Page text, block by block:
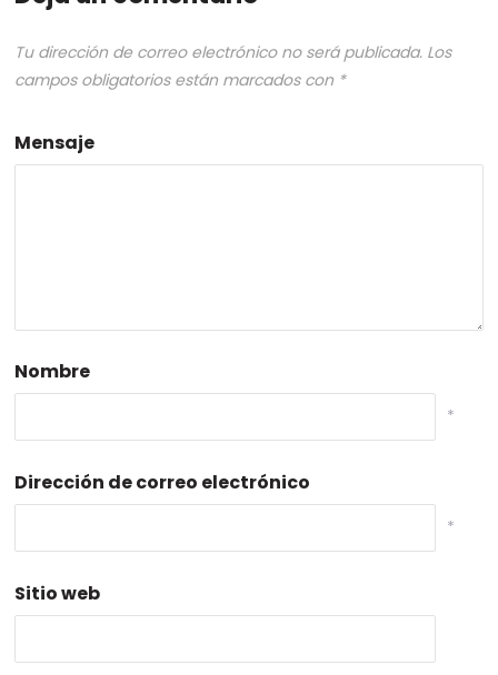
Tu dirección de correo electrónico no será publicada. Los
campos obligatorios están marcados con *
Mensaje
Nombre
*
Dirección de correo electrónico
*
Sitio web